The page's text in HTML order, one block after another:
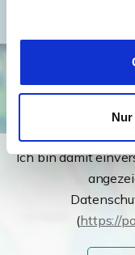
Ich bin damit
(https://